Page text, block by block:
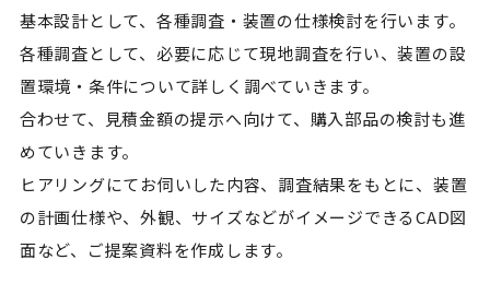
基本設計として、各種調査・装置の仕様検討を行います。
各種調査として、必要に応じて現地調査を行い、装置の設
置環境・条件について詳しく調べていきます。
合わせて、見積金額の提示へ向けて、購入部品の検討も進
めていきます。
ヒアリングにてお伺いした内容、調査結果をもとに、装置
の計画仕様や、外観、サイズなどがイメージできるCAD図
面など、ご提案資料を作成します。